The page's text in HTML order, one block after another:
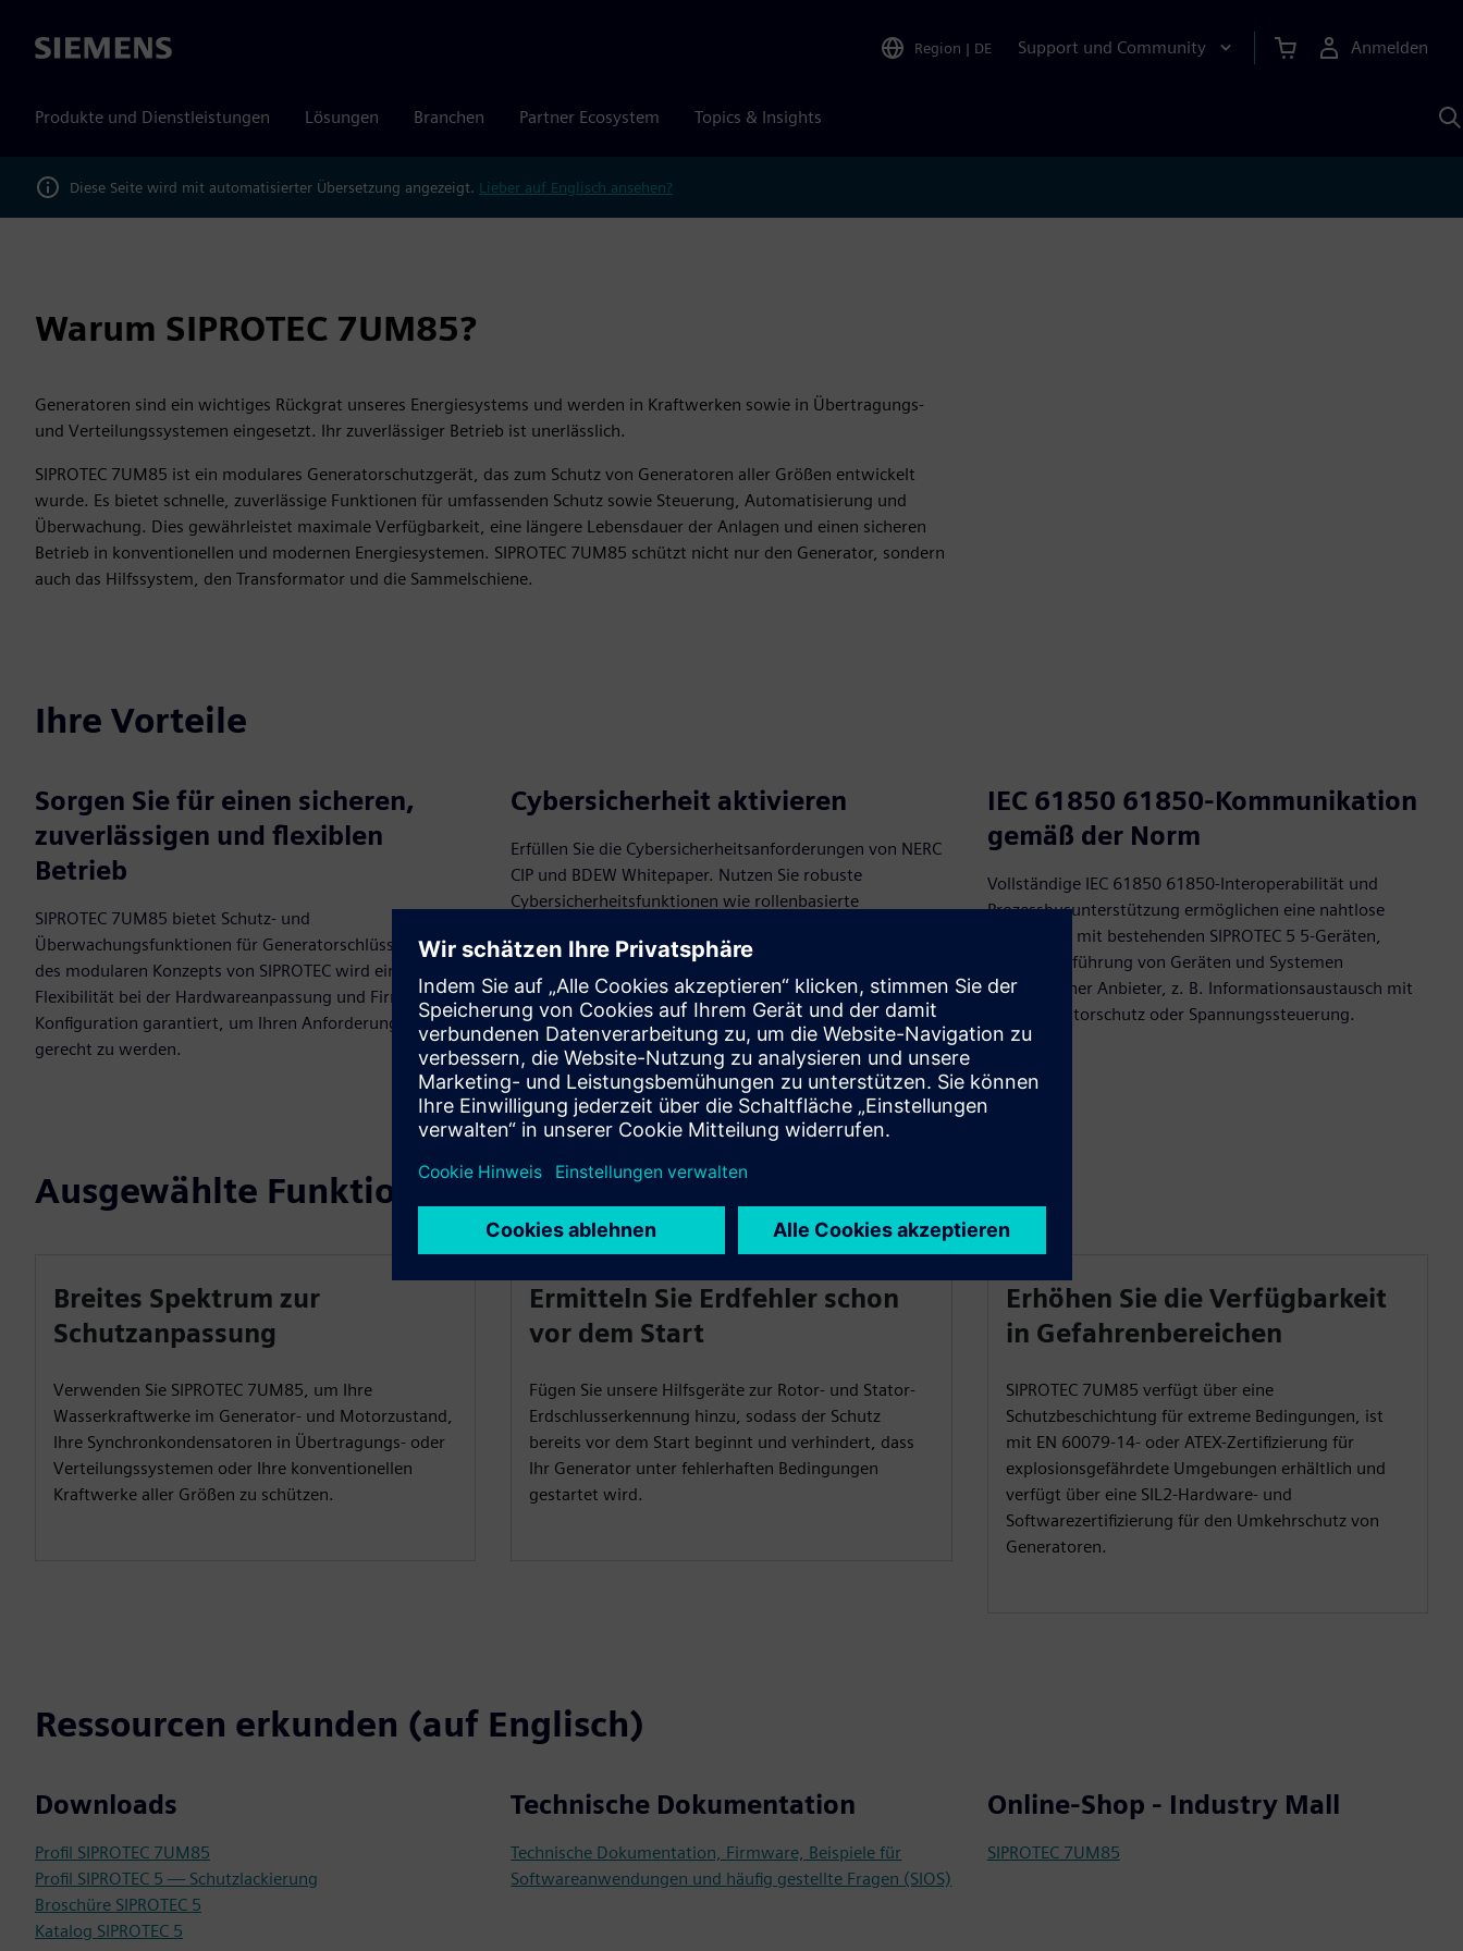
Siemens Region | DE Support und Community Anmelden
Produkte und Dienstleistungen Lösungen Branchen Partner Ecosystem Topics & Insights
KI
Diese Seite wird mit automatisierter Übersetzung angezeigt. Lieber auf Englisch ansehen?
Warum SIPROTEC 7UM85?
Generatoren sind ein wichtiges Rückgrat unseres Energiesystems und werden in Kraftwerken sowie in Übertragungs-
und Verteilungssystemen eingesetzt. Ihr zuverlässiger Betrieb ist unerlässlich.
SIPROTEC 7UM85 ist ein modulares Generatorschutzgerät, das zum Schutz von Generatoren aller Größen entwickelt
wurde. Es bietet schnelle, zuverlässige Funktionen für umfassenden Schutz sowie Steuerung, Automatisierung und
Überwachung. Dies gewährleistet maximale Verfügbarkeit, eine längere Lebensdauer der Anlagen und einen sicheren
Betrieb in konventionellen und modernen Energiesystemen. SIPROTEC 7UM85 schützt nicht nur den Generator, sondern
auch das Hilfssystem, den Transformator und die Sammelschiene.
Ihre Vorteile
Sorgen Sie für einen sicheren,
zuverlässigen und flexiblen
Betrieb
SIPROTEC 7UM85 bietet Schutz- und
Überwachungsfunktionen für Generatorschlüssel. Als Teil
des modularen Konzepts von SIPROTEC wird eine hohe
Flexibilität bei der Hardwareanpassung und Firmware-
Konfiguration garantiert, um Ihren Anforderungen
gerecht zu werden.
Cybersicherheit aktivieren
Erfüllen Sie die Cybersicherheitsanforderungen von NERC
CIP und BDEW Whitepaper. Nutzen Sie robuste
Cybersicherheitsfunktionen wie rollenbasierte
sicherheitsrelevanter Ereignisse für eine
vertrauenswürdige Betriebsumgebung.
IEC 61850 61850-Kommunikation
gemäß der Norm
Vollständige IEC 61850 61850-Interoperabilität und
Prozessbusunterstützung ermöglichen eine nahtlose
Integration mit bestehenden SIPROTEC 5 5-Geräten,
Zusammenführung von Geräten und Systemen
verschiedener Anbieter, z. B. Informationsaustausch mit
Transformatorschutz oder Spannungssteuerung.
Ausgewählte Funktionen
Breites Spektrum zur
Schutzanpassung
Verwenden Sie SIPROTEC 7UM85, um Ihre
Wasserkraftwerke im Generator- und Motorzustand,
Ihre Synchronkondensatoren in Übertragungs- oder
Verteilungssystemen oder Ihre konventionellen
Kraftwerke aller Größen zu schützen.
Ermitteln Sie Erdfehler schon
vor dem Start
Fügen Sie unsere Hilfsgeräte zur Rotor- und Stator-
Erdschlusserkennung hinzu, sodass der Schutz
bereits vor dem Start beginnt und verhindert, dass
Ihr Generator unter fehlerhaften Bedingungen
gestartet wird.
Erhöhen Sie die Verfügbarkeit
in Gefahrenbereichen
SIPROTEC 7UM85 verfügt über eine
Schutzbeschichtung für extreme Bedingungen, ist
mit EN 60079-14- oder ATEX-Zertifizierung für
explosionsgefährdete Umgebungen erhältlich und
verfügt über eine SIL2-Hardware- und
Softwarezertifizierung für den Umkehrschutz von
Generatoren.
Ressourcen erkunden (auf Englisch)
Downloads
Profil SIPROTEC 7UM85
Profil SIPROTEC 5 — Schutzlackierung
Broschüre SIPROTEC 5
Katalog SIPROTEC 5
Technische Dokumentation
Technische Dokumentation, Firmware, Beispiele für
Softwareanwendungen und häufig gestellte Fragen (SIOS)
Online-Shop - Industry Mall
SIPROTEC 7UM85